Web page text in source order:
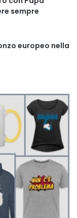
sempre
europeo nella